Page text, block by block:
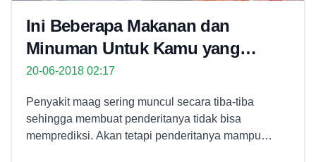
Ini Beberapa Makanan dan
Minuman Untuk Kamu yang
Menderita Maag
20-06-2018 02:17
Penyakit maag sering muncul secara tiba-tiba
sehingga membuat penderitanya tidak bisa
memprediksi. Akan tetapi penderitanya mampu